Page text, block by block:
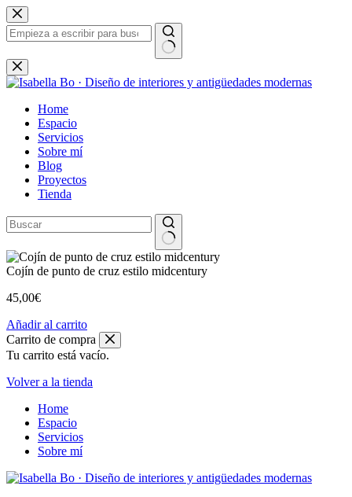
Saltar
al
contenido
Sin
resultados
Home
Espacio
Servicios
Sobre mí
Blog
Proyectos
Tienda
Cojín de punto de cruz estilo midcentury
45,00€
Añadir al carrito
Carrito de compra
Tu carrito está vacío.
Volver a la tienda
Home
Espacio
Servicios
Sobre mí